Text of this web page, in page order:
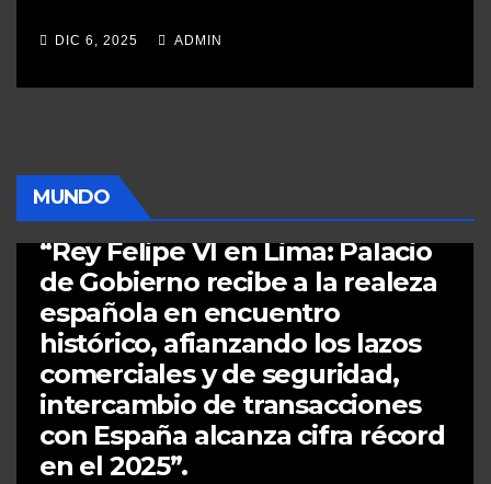
DIC 6, 2025 ADMIN
MUNDO
MUNDO PERÚ POLÍTICA
“Rey Felipe VI en Lima: Palacio
de Gobierno recibe a la realeza
española en encuentro
histórico, afianzando los lazos
comerciales y de seguridad,
intercambio de transacciones
con España alcanza cifra récord
en el 2025”.​